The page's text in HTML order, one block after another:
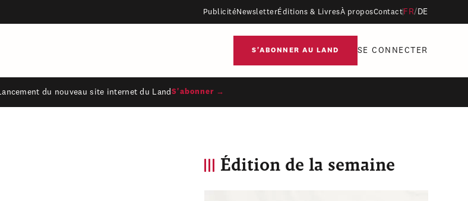
Publicité NewsletterÉditions & LivresÀ proposContact FR/ DE
S'ABONNER AU LAND SE CONNECTER
Lancement du nouveau site internet du Land S'abonner →
Édition de la semaine